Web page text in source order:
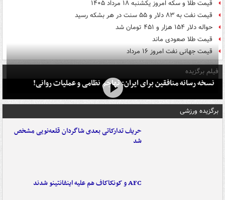
قیمت طلا و سکه امروز یکشنبه ۱۸ مرداد ۱۴۰۵
قیمت نفت به ۸۳ دلار و ۵۵ سنت در هر بشکه رسید
حواله دلار ۱۵۴ هزار و ۴۵۱ تومان شد
قیمت طلا صعودی ماند
قیمت جهانی نفت امروز ۱۶ مرداد
فیلم برگزیده
نسخه رسانه منافقین برای ایران: تهاجم نظامی و عملیات روانی!
برگزیده ورزشی
حریف تدارکاتی بعدی شاگردان قلعه‌نویی مشخص
شد
AFC و کونکاکاف هم علیه اینفانتینو شدند